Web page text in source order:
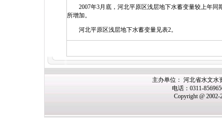
2007年3月底，河北平原区浅层地下水蓄变量较上年同
所增加。
河北平原区浅层地下水蓄变量见表2。
主办单位： 河北省水文水
电话：0311-
Copyright @ 2002-